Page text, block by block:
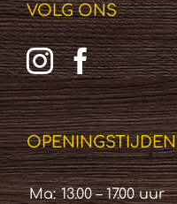
VOLG ONS
OPENINGSTIJDEN
Ma: 13.00 – 17.00 uur